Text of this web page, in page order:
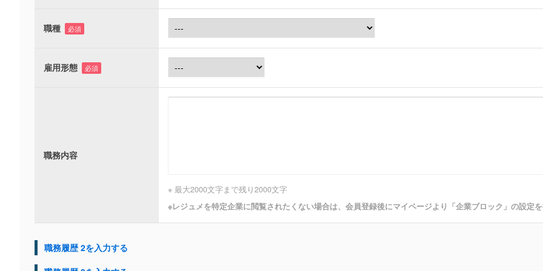
職種 必須
雇用形態 必須
職務内容
※ 最大2000文字まで残り2000文字
※レジュメを特定企業に閲覧されたくない場合は、会員登録後にマイページより「企業ブロック」の設定を
職務履歴 2を入力する